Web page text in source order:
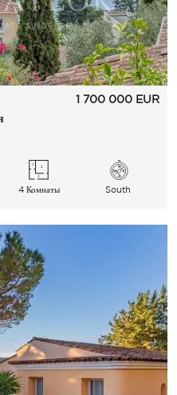
1 700 000 EUR
4 Комнаты South